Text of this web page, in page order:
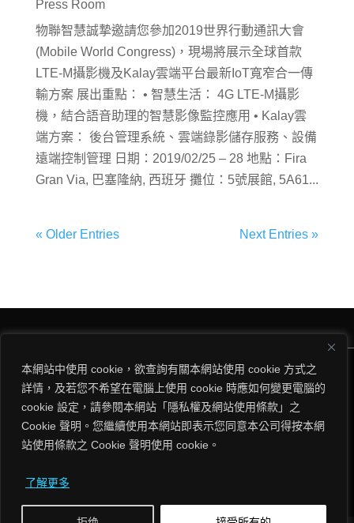
本網站中使用 cookie，欲查詢有關本網站使用 cookie 方式之
詳情，及若您不希望在電腦上使用 cookie 時應如何變更電腦的
cookie 設定，請參閱本網站「隱私權及網站使用條款」之
Cookie 聲明。您繼續使用本網站即表示您同意本公司得按本網
站使用條款之 Cookie 聲明使用 cookie。
了解更多
Press Room
物聯智慧誠摯邀請您參加2019世界行動通訊大會
(Mobile World Congress)，現場將展示全球首款
LTE-M攝影機及Kalay雲端平台最新IoT寬窄合一傳
輸方案 展出重點： • 智慧生活： 4G LTE-M攝影
機，結合語音助理的智慧影像監控應用 • Kalay雲
端方案： 後台管理系統、雲端錄影儲存服務、設備
遠端控制管理 日期：2019/02/25 – 28 地點：Fira
Gran Via, 巴塞隆納, 西班牙 攤位：5號展館, 5A61...
« Older Entries Next Entries »
Copyright © 2026 ThroughTek Co., Ltd. All rights reserved.
隱私權條款 |使用條款